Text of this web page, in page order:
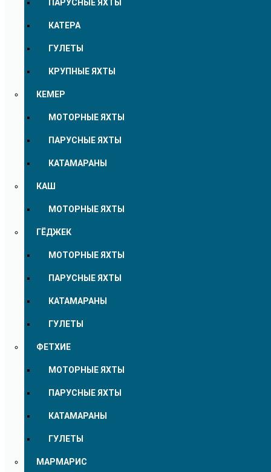
ПАРУСНЫЕ ЯХТЫ
КАТЕРА
ГУЛЕТЫ
КРУПНЫЕ ЯХТЫ
КЕМЕР
МОТОРНЫЕ ЯХТЫ
ПАРУСНЫЕ ЯХТЫ
КАТАМАРАНЫ
КАШ
МОТОРНЫЕ ЯХТЫ
ГЁДЖЕК
МОТОРНЫЕ ЯХТЫ
ПАРУСНЫЕ ЯХТЫ
КАТАМАРАНЫ
ГУЛЕТЫ
ФЕТХИЕ
МОТОРНЫЕ ЯХТЫ
ПАРУСНЫЕ ЯХТЫ
КАТАМАРАНЫ
ГУЛЕТЫ
МАРМАРИС